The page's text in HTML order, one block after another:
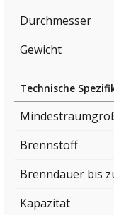
Durchmesser
Gewicht
Technische
Brennstoff
Brenndauer bis
Kapazität